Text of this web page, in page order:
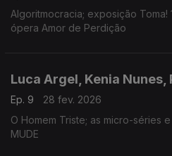
Algoritmocracia; exposição Toma!
ópera Amor de Perdição
Luca Argel, Kenia
Ep. 9
28 fev. 2026
O Homem Triste; as micro-séries
MUDE